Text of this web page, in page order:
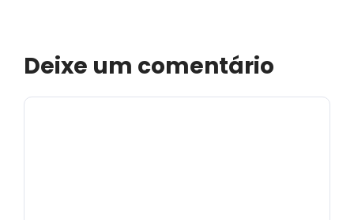
Deixe um comentário